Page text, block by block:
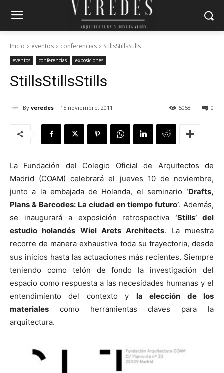
Inicio eventos conferencias StillsStillsStills
eventos conferencias exposiciones
StillsStillsStills
By veredes 15 noviembre, 2011 0
5058
La Fundación del Colegio Oficial de Arquitectos de
Madrid (COAM) celebrará el jueves 10 de noviembre,
junto a la embajada de Holanda, el seminario ‘Drafts,
Plans & Barcodes: La ciudad en tiempo futuro’. Además,
se inaugurará a exposición retrospectiva‘Stills’ del
estudio holandés Wiel Arets Architects. La muestra
recorre de manera exhaustiva toda su trayectoria, desde
sus inicios hasta las actuaciones más recientes. Siempre
teniendo como telón de fondo la investigación del
espacio como respuesta a las necesidades humanas y el
entendimiento del contexto y la elección de los
materiales como herramientas claves para la
arquitectura.